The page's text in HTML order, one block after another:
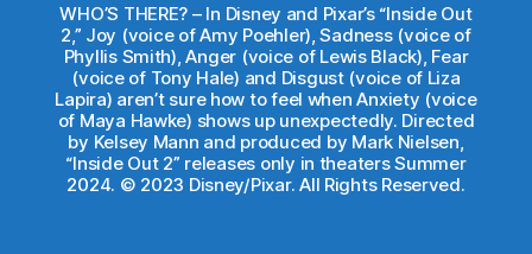
WHO’S THERE? – In Disney and Pixar’s “Inside Out
2,” Joy (voice of Amy Poehler), Sadness (voice of
Phyllis Smith), Anger (voice of Lewis Black), Fear
(voice of Tony Hale) and Disgust (voice of Liza
Lapira) aren’t sure how to feel when Anxiety (voice
of Maya Hawke) shows up unexpectedly. Directed
by Kelsey Mann and produced by Mark Nielsen,
“Inside Out 2” releases only in theaters Summer
2024. © 2023 Disney/Pixar. All Rights Reserved.